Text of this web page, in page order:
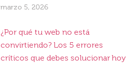
marzo 5, 2026
¿Por qué tu web no está
convirtiendo? Los 5 errores
críticos que debes solucionar hoy